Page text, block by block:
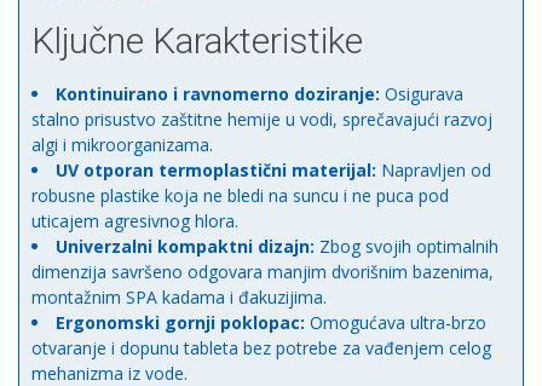
Ključne Karakteristike
Kontinuirano i ravnomerno doziranje: Osigurava
stalno prisustvo zaštitne hemije u vodi, sprečavajući razvoj
algi i mikroorganizama.
UV otporan termoplastični materijal: Napravljen od
robusne plastike koja ne bledi na suncu i ne puca pod
uticajem agresivnog hlora.
Univerzalni kompaktni dizajn: Zbog svojih optimalnih
dimenzija savršeno odgovara manjim dvorišnim bazenima,
montažnim SPA kadama i đakuzijima.
Ergonomski gornji poklopac: Omogućava ultra-brzo
otvaranje i dopunu tableta bez potrebe za vađenjem celog
mehanizma iz vode.